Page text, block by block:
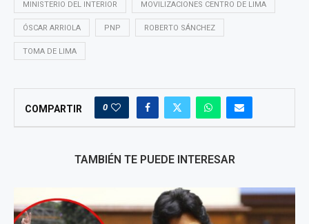
MINISTERIO DEL INTERIOR MOVILIZACIONES CENTRO DE LIMA
ÓSCAR ARRIOLA PNP ROBERTO SÁNCHEZ
TOMA DE LIMA
COMPARTIR 0
TAMBIÉN TE PUEDE INTERESAR